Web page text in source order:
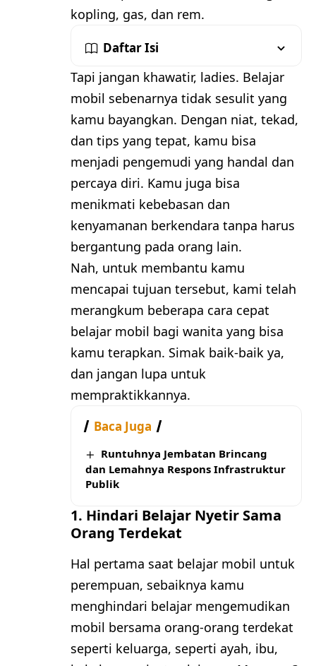
kopling, gas, dan rem.
Daftar Isi
Tapi jangan khawatir, ladies. Belajar
mobil sebenarnya tidak sesulit yang
kamu bayangkan. Dengan niat, tekad,
dan tips yang tepat, kamu bisa
menjadi pengemudi yang handal dan
percaya diri. Kamu juga bisa
menikmati kebebasan dan
kenyamanan berkendara tanpa harus
bergantung pada orang lain.
Nah, untuk membantu kamu
mencapai tujuan tersebut, kami telah
merangkum beberapa cara cepat
belajar mobil bagi wanita yang bisa
kamu terapkan. Simak baik-baik ya,
dan jangan lupa untuk
mempraktikkannya.
Baca Juga
Runtuhnya Jembatan Brincang
dan Lemahnya Respons Infrastruktur
Publik
1. Hindari Belajar Nyetir Sama
Orang Terdekat
Hal pertama saat belajar mobil untuk
perempuan, sebaiknya kamu
menghindari belajar mengemudikan
mobil bersama orang-orang terdekat
seperti keluarga, seperti ayah, ibu,